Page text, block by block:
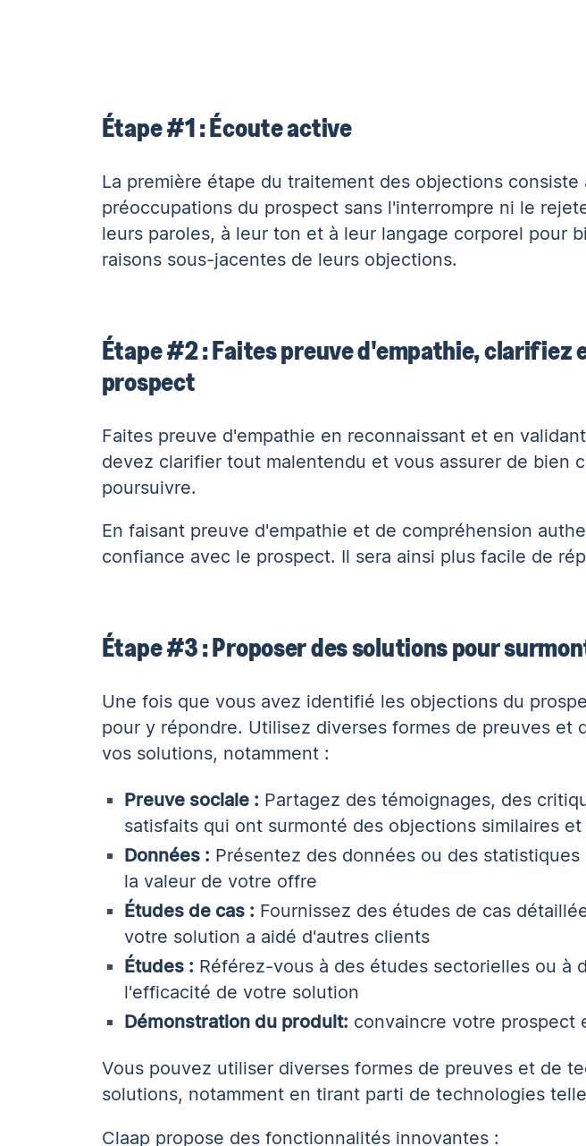
Étape #1 : Écoute active
La première étape du traitement des objections consiste
préoccupations du prospect sans l'interrompre ni le
leurs paroles, à leur ton et à leur langage corporel pour
raisons sous-jacentes de leurs objections.
Étape #2 : Faites preuve d'empathie, clarifiez
prospect
Faites preuve d'empathie en reconnaissant et en
devez clarifier tout malentendu et vous assurer de bien
poursuivre.
En faisant preuve d'empathie et de compréhension
confiance avec le prospect. Il sera ainsi plus facile de
Étape #3 : Proposer des solutions pour
Une fois que vous avez identifié les objections du
pour y répondre. Utilisez diverses formes de preuves et
vos solutions, notamment :
Preuve sociale : Partagez des témoignages, des
satisfaits qui ont surmonté des objections similaires
Données : Présentez des données ou des
la valeur de votre offre
Études de cas : Fournissez des études de cas
votre solution a aidé d'autres clients
Études : Référez-vous à des études sectorielles ou à
l'efficacité de votre solution
Démonstration du produit: convaincre votre prospect
Vous pouvez utiliser diverses formes de preuves et de
solutions, notamment en tirant parti de technologies
Claap propose des fonctionnalités innovantes :